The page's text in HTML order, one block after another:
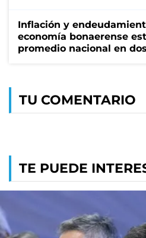
Inflación y
economía bonaerense
promedio nacional en
TU COMENTARIO
TE PUEDE